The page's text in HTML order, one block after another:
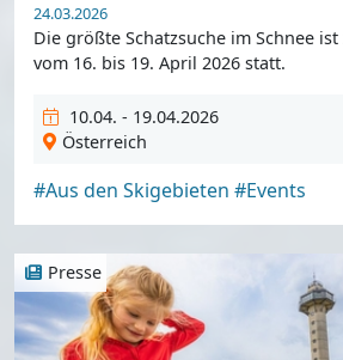
24.03.2026
Die größte Schatzsuche im Schnee
vom 16. bis 19. April 2026 statt.
10.04. - 19.04.2026
Österreich
#Aus den Skigebieten #Events
Presse